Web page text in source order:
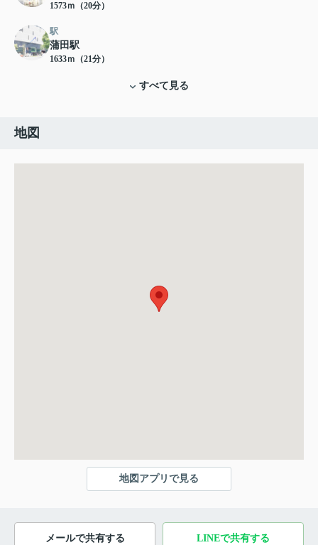
1573ｍ（20分）
駅
蒲田駅
1633ｍ（21分）
すべて見る
地図
地図アプリで見る
メールで共有する LINEで共有する